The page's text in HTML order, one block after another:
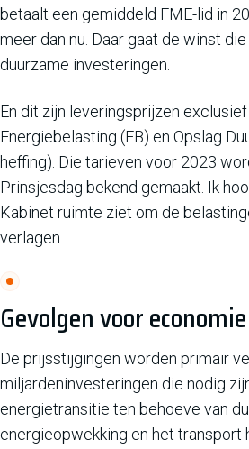
betaalt een gemiddeld FME-lid in
meer dan nu. Daar gaat de winst
duurzame investeringen.
En dit zijn leveringsprijzen exclusief
Energiebelasting (EB) en Opslag
heffing). Die tarieven voor 2023
Prinsjesdag bekend gemaakt. Ik
Kabinet ruimte ziet om de
verlagen.
Gevolgen voor
De prijsstijgingen worden primair
miljardeninvesteringen die nodig
energietransitie ten behoeve van
energieopwekking en het transport